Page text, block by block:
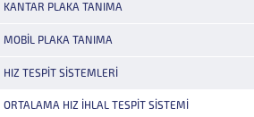
KANTAR PLAKA TANIMA
MOBIL PLAKA TANIMA
HIZ TESPIT SISTEMLERI
ORTALAMA HIZ İHLAL TESPIT SISTEMI